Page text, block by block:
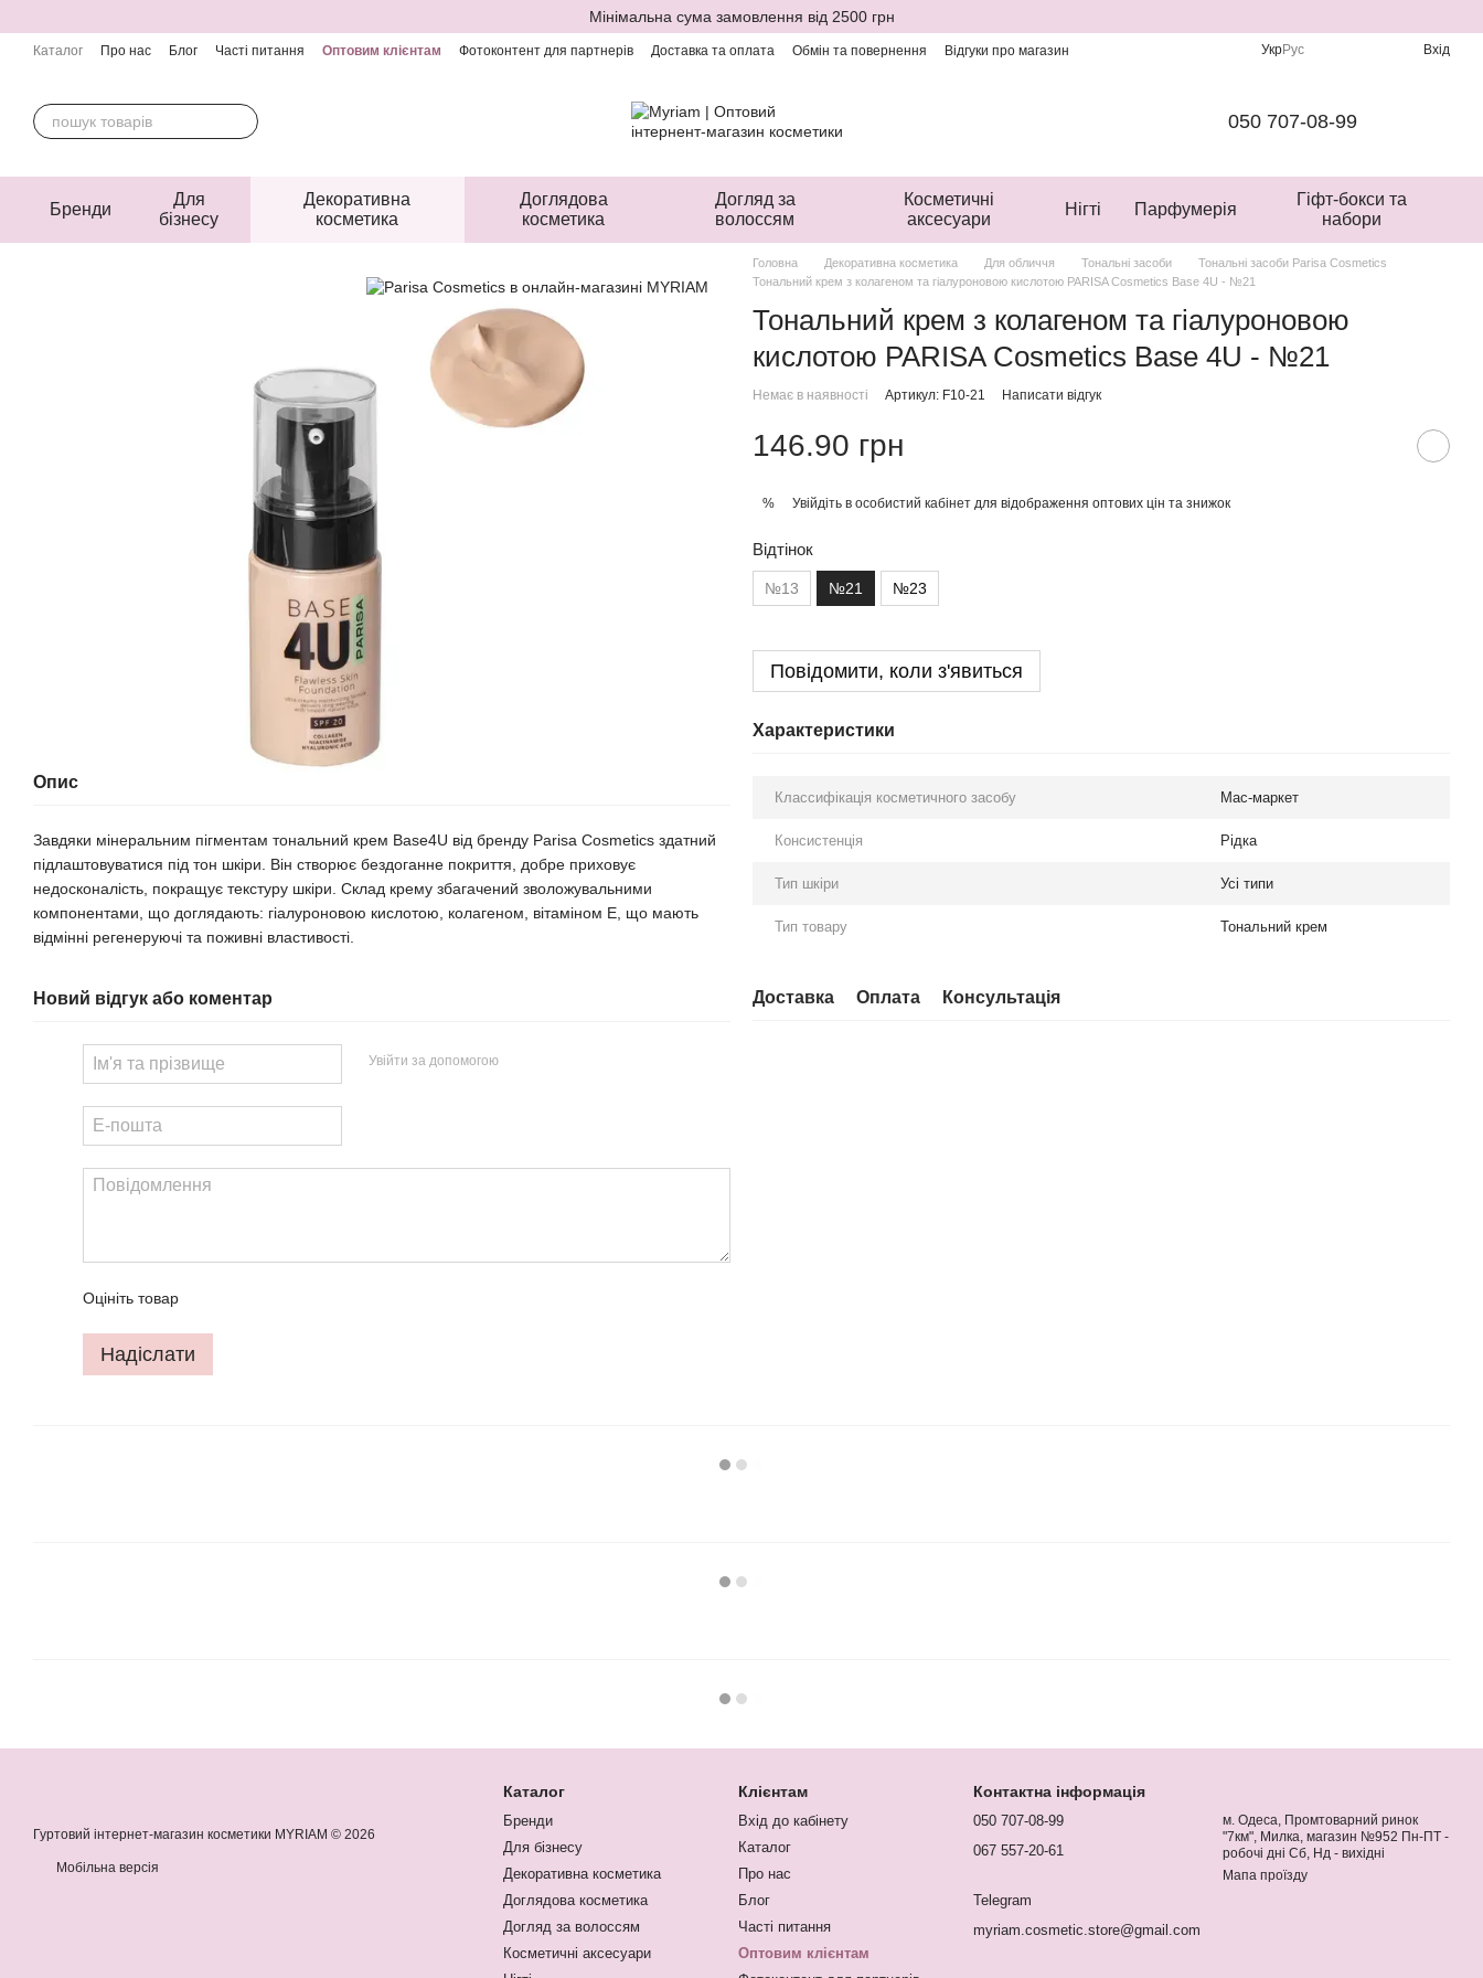
Мінімальна сума замовлення від 2500 грн
Каталог Про нас Блог Часті питання Оптовим клієнтам Фотоконтент для партнерів Доставка та оплата Обмін та повернення
Відгуки про магазин
УкрРус Вхід
050 707-08-99
Бренди
Для
бізнесу
Декоративна
косметика
Доглядова
косметика
Догляд за
волоссям
Косметичні
аксесуари
Нігті Парфумерія
Гіфт-бокси та
набори
Опис
Завдяки мінеральним пігментам тональний крем Base4U від бренду Parisa Cosmetics здатний
підлаштовуватися під тон шкіри. Він створює бездоганне покриття, добре приховує
недосконалість, покращує текстуру шкіри. Склад крему збагачений зволожувальними
компонентами, що доглядають: гіалуроновою кислотою, колагеном, вітаміном Е, що мають
відмінні регенеруючі та поживні властивості.
Новий відгук або коментар
Увійти за допомогою
Оцініть товар
Надіслати
Головна Декоративна косметика Для обличчя Тональні засоби
Тональні засоби Parisa Cosmetics
Тональний крем з колагеном та гіалуроновою кислотою PARISA Cosmetics Base 4U - №21
Тональний крем з колагеном та гіалуроновою
кислотою PARISA Cosmetics Base 4U - №21
Немає в наявності Артикул: F10-21 Написати відгук
146.90 грн
% Увійдіть в особистий кабінет для відображення оптових цін та знижок
Відтінок
№13 №21 №23
Повідомити, коли з'явиться
Характеристики
Классифікація косметичного засобу Мас-маркет
Консистенція Рідка
Тип шкіри Усі типи
Тип товару Тональний крем
Доставка Оплата Консультація
Гуртовий інтернет-магазин косметики MYRIAM © 2026
Мобільна версія
Каталог
Бренди
Для бізнесу
Декоративна косметика
Доглядова косметика
Догляд за волоссям
Косметичні аксесуари
Клієнтам
Вхід до кабінету
Каталог
Про нас
Блог
Часті питання
Оптовим клієнтам
Контактна інформація
050 707-08-99
067 557-20-61
Telegram
myriam.cosmetic.store@gmail.com
м. Одеса, Промтоварний ринок
"7км", Милка, магазин №952 Пн-ПТ -
робочі дні Сб, Нд - вихідні
Мапа проїзду